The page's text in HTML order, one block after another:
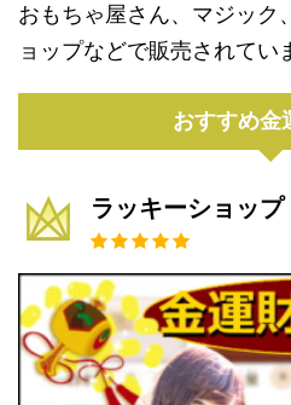
おもちゃ屋さん、マジック
ョップなどで販売されてい
おすすめ金
ラッキーショップ